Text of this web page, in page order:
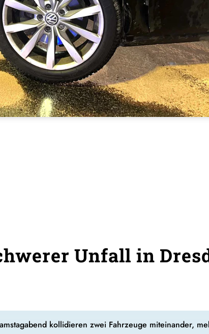
Unfall in
kollidieren zwei Fahrzeuge miteinander,